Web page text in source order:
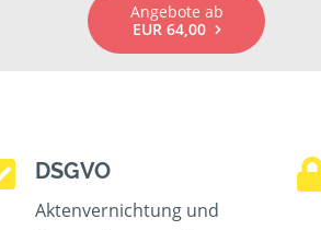
Angebote ab
EUR 64,00
DSGVO
Aktenvernichtung und